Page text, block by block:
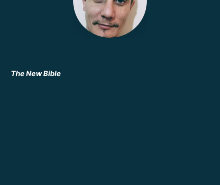
The New Bible